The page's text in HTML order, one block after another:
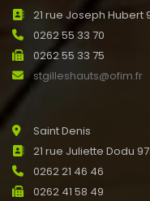
21 rue Joseph Hubert
0262 55 33 70
0262 55 33 75
stgilleshauts@ofim.fr
Saint Denis
21 rue Juliette Dodu
0262 21 46 46
0262 41 58 49